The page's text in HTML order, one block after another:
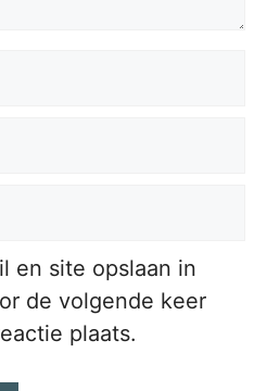
en site opslaan in
de volgende keer
plaats.